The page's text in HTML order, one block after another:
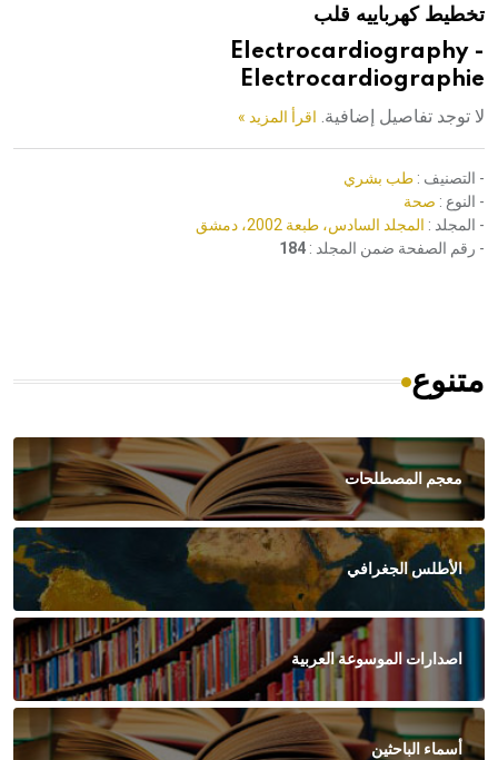
هيئة الموسوعة العربية تطلق موسوعات جديدة في عام 2026
تخطيط كهرباييه قلب
Electrocardiography -
Electrocardiographie
لا توجد تفاصيل إضافية. اقرأ المزيد »
- التصنيف : طب بشري
- النوع : صحة
- المجلد : المجلد السادس، طبعة 2002، دمشق
- رقم الصفحة ضمن المجلد : 184
متنوع
معجم المصطلحات
الأطلس الجغرافي
اصدارات الموسوعة العربية
أسماء الباحثين